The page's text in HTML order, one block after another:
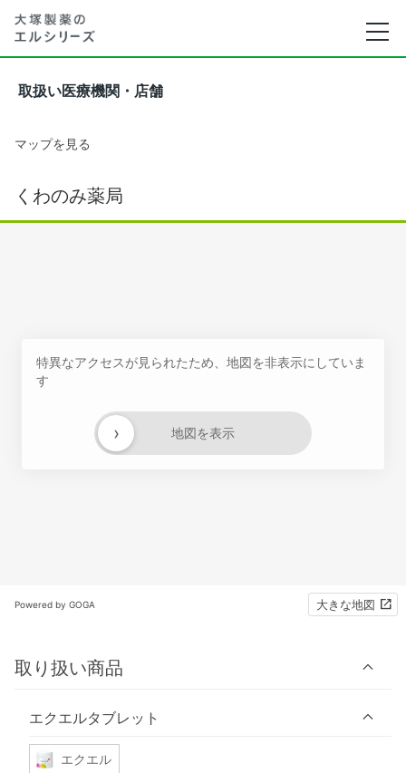
取扱い医療機関・店舗
マップを見る
くわのみ薬局
特異なアクセスが見られたため、地図を非表示にしていま
す
地図を表示
›
Powered by GOGA 大きな地図
取り扱い商品
エクエルタブレット
エクエル